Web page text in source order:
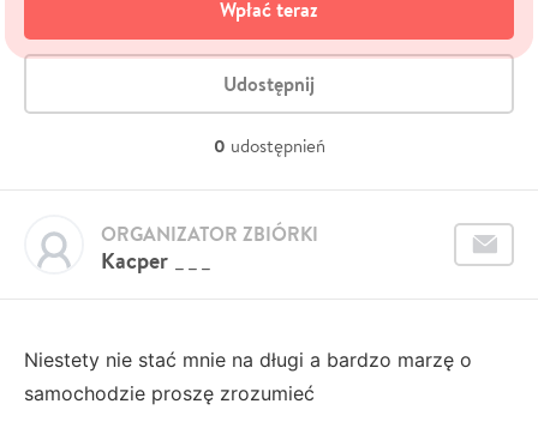
Wpłać teraz
Udostępnij
0 udostępnień
Kacper ___
ORGANIZATOR ZBIÓRKI
Niestety nie stać mnie na długi a bardzo marzę o
samochodzie proszę zrozumieć